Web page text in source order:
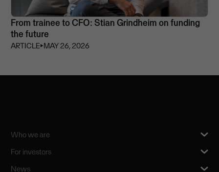
From trainee to CFO: Stian Grindheim on funding
the future
ARTICLE⏵MAY 26, 2026
Who we are
For investors
News